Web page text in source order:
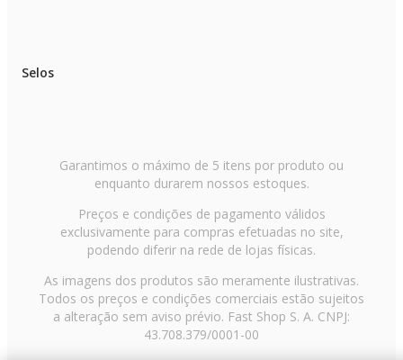
Selos
Garantimos o máximo de 5 itens por produto ou
enquanto durarem nossos estoques.
Preços e condições de pagamento válidos
exclusivamente para compras efetuadas no site,
podendo diferir na rede de lojas físicas.
As imagens dos produtos são meramente ilustrativas.
Todos os preços e condições comerciais estão sujeitos
a alteração sem aviso prévio. Fast Shop S. A. CNPJ:
43.708.379/0001-00